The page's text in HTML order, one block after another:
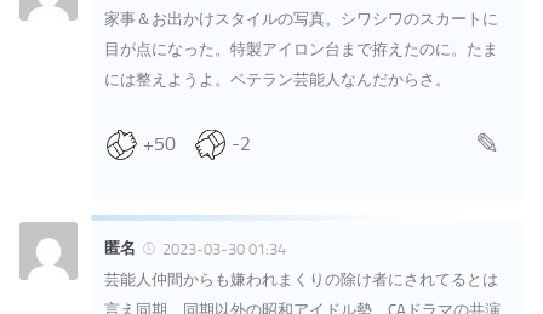
家事＆お出かけスタイルの写真。シワシワのスカートに
目が点になった。特製アイロン台まで拵えたのに。たま
には整えようよ。ベテラン芸能人なんだからさ。
+50 -2
匿名
2023-03-30 01:34
芸能人仲間からも嫌われまくりの除け者にされてるとは
言え同期、同期以外の昭和アイドル勢、CAドラマの共演